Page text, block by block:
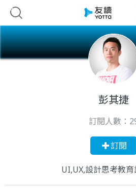
彭其捷
訂閱人數：
訂閱
UI,UX,設計思考教